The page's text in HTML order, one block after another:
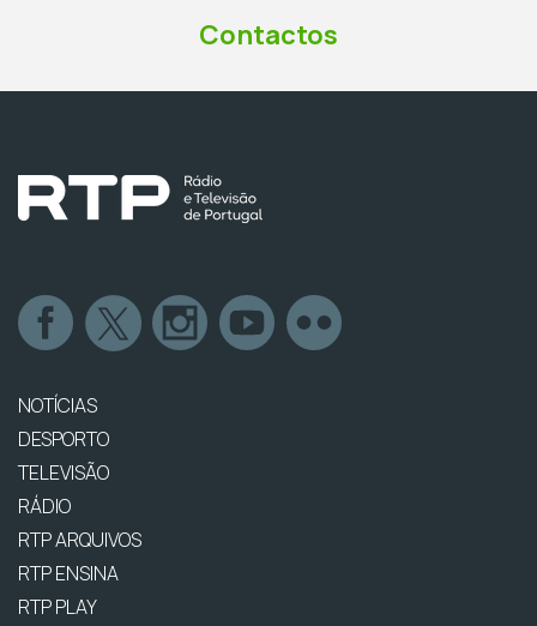
Contactos
NOTÍCIAS
DESPORTO
TELEVISÃO
RÁDIO
RTP ARQUIVOS
RTP ENSINA
RTP PLAY